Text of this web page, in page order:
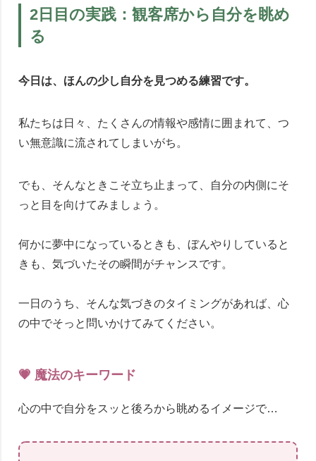
2日目の実践：観客席から自分を眺め
る
今日は、ほんの少し自分を見つめる練習です。
私たちは日々、たくさんの情報や感情に囲まれて、つ
い無意識に流されてしまいがち。
でも、そんなときこそ立ち止まって、自分の内側にそ
っと目を向けてみましょう。
何かに夢中になっているときも、ぼんやりしていると
きも、気づいたその瞬間がチャンスです。
一日のうち、そんな気づきのタイミングがあれば、心
の中でそっと問いかけてみてください。
💗 魔法のキーワード
心の中で自分をスッと後ろから眺めるイメージで…